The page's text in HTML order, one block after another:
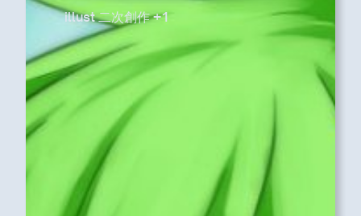
illust 二次創作 +1